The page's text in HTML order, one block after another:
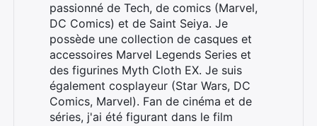
passionné de Tech, de comics (Marvel,
DC Comics) et de Saint Seiya. Je
possède une collection de casques et
accessoires Marvel Legends Series et
des figurines Myth Cloth EX. Je suis
également cosplayeur (Star Wars, DC
Comics, Marvel). Fan de cinéma et de
séries, j'ai été figurant dans le film
Rechercher
: